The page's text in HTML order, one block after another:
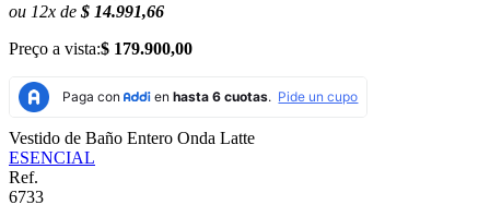
ou 12x de $ 14.991,66
Preço a vista:$ 179.900,00
Vestido de Baño Entero Onda Latte
ESENCIAL
Ref.
6733